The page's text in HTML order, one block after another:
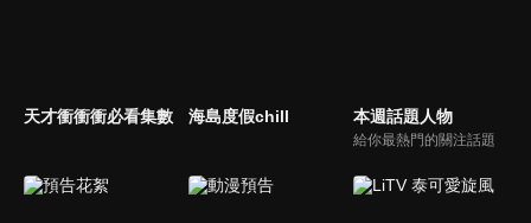
天才衝衝衝必看集數 海島度假chill 本週話題人物
給你最熱門的關注話題